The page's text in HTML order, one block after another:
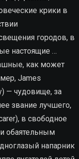
крики в
городов, в
настоящие …
как может
James
— чудовище, за
звание лучшего,
в свободное
обаятельным
напарник